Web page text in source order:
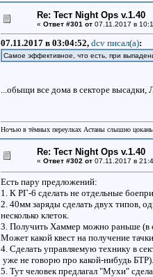
Re: Тест Night Ops v.1.40
« Ответ #301 от07.11.2017 в
07.11.2017 в 03:04:52, dcv писал(a):
Самое эффективное, что есть, при
...обыщи все дома в секторе высадки,
Ночью в тёмных переулках Астаны слышно
Re: Тест Night Ops v.1.40
« Ответ #302 от07.11.2017 в
Есть пару предложений:
1. К РГ-6 сделать не отдельные
2. 40мм заряды сделать двух типов,
несколько клеток.
3. Получить Хаммер можно раньше (в
Может какой квест на получение
4. Сделать управляемую технику в
уже не говорю про какой-нибудь БТР).
5. Тут человек предлагал "Мухи"